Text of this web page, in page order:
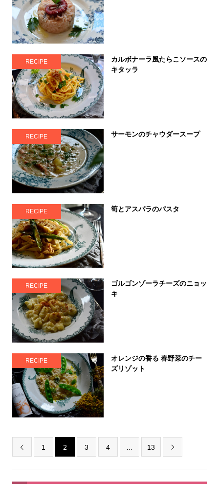
RECIPE
カルボナーラ風たらこソースの
キタッラ
RECIPE サーモンのチャウダースープ
RECIPE 筍とアスパラのパスタ
RECIPE
ゴルゴンゾーラチーズのニョッ
キ
RECIPE
オレンジの香る 春野菜のチー
ズリゾット
 1 2 3 4 13 